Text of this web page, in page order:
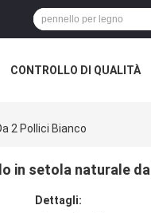
CONTROLLO DI QUALITÀ
2 Pollici Bianco
in setola naturale
Dettagli: